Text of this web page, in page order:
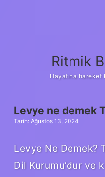
Ritmik
Hayatına
RITMIK
KÖŞESI
Levye ne demek
Tarih: Ağustos 13, 2024
Levye Ne Demek?
Dil Kurumu’dur ve